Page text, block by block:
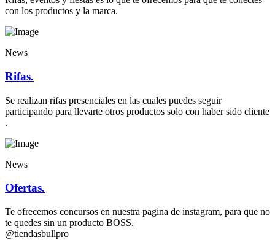
con los productos y la marca.
News
Rifas.
Se realizan rifas presenciales en las cuales puedes seguir
participando para llevarte otros productos solo con haber sido cliente
.
News
Ofertas.
Te ofrecemos concursos en nuestra pagina de instagram, para que no
te quedes sin un producto BOSS.
@tiendasbullpro